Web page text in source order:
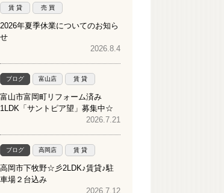
賃 貸 売 買
2026年夏季休業についてのお知ら
せ
2026.8.4
ブログ 富山店 賃 貸
富山市富岡町リフォーム済み
1LDK「サントピア望」募集中☆
2026.7.21
ブログ 高岡店 賃 貸
高岡市下牧野☆彡2LDK♪賃貸♪駐
車場２台込み
2026.7.12